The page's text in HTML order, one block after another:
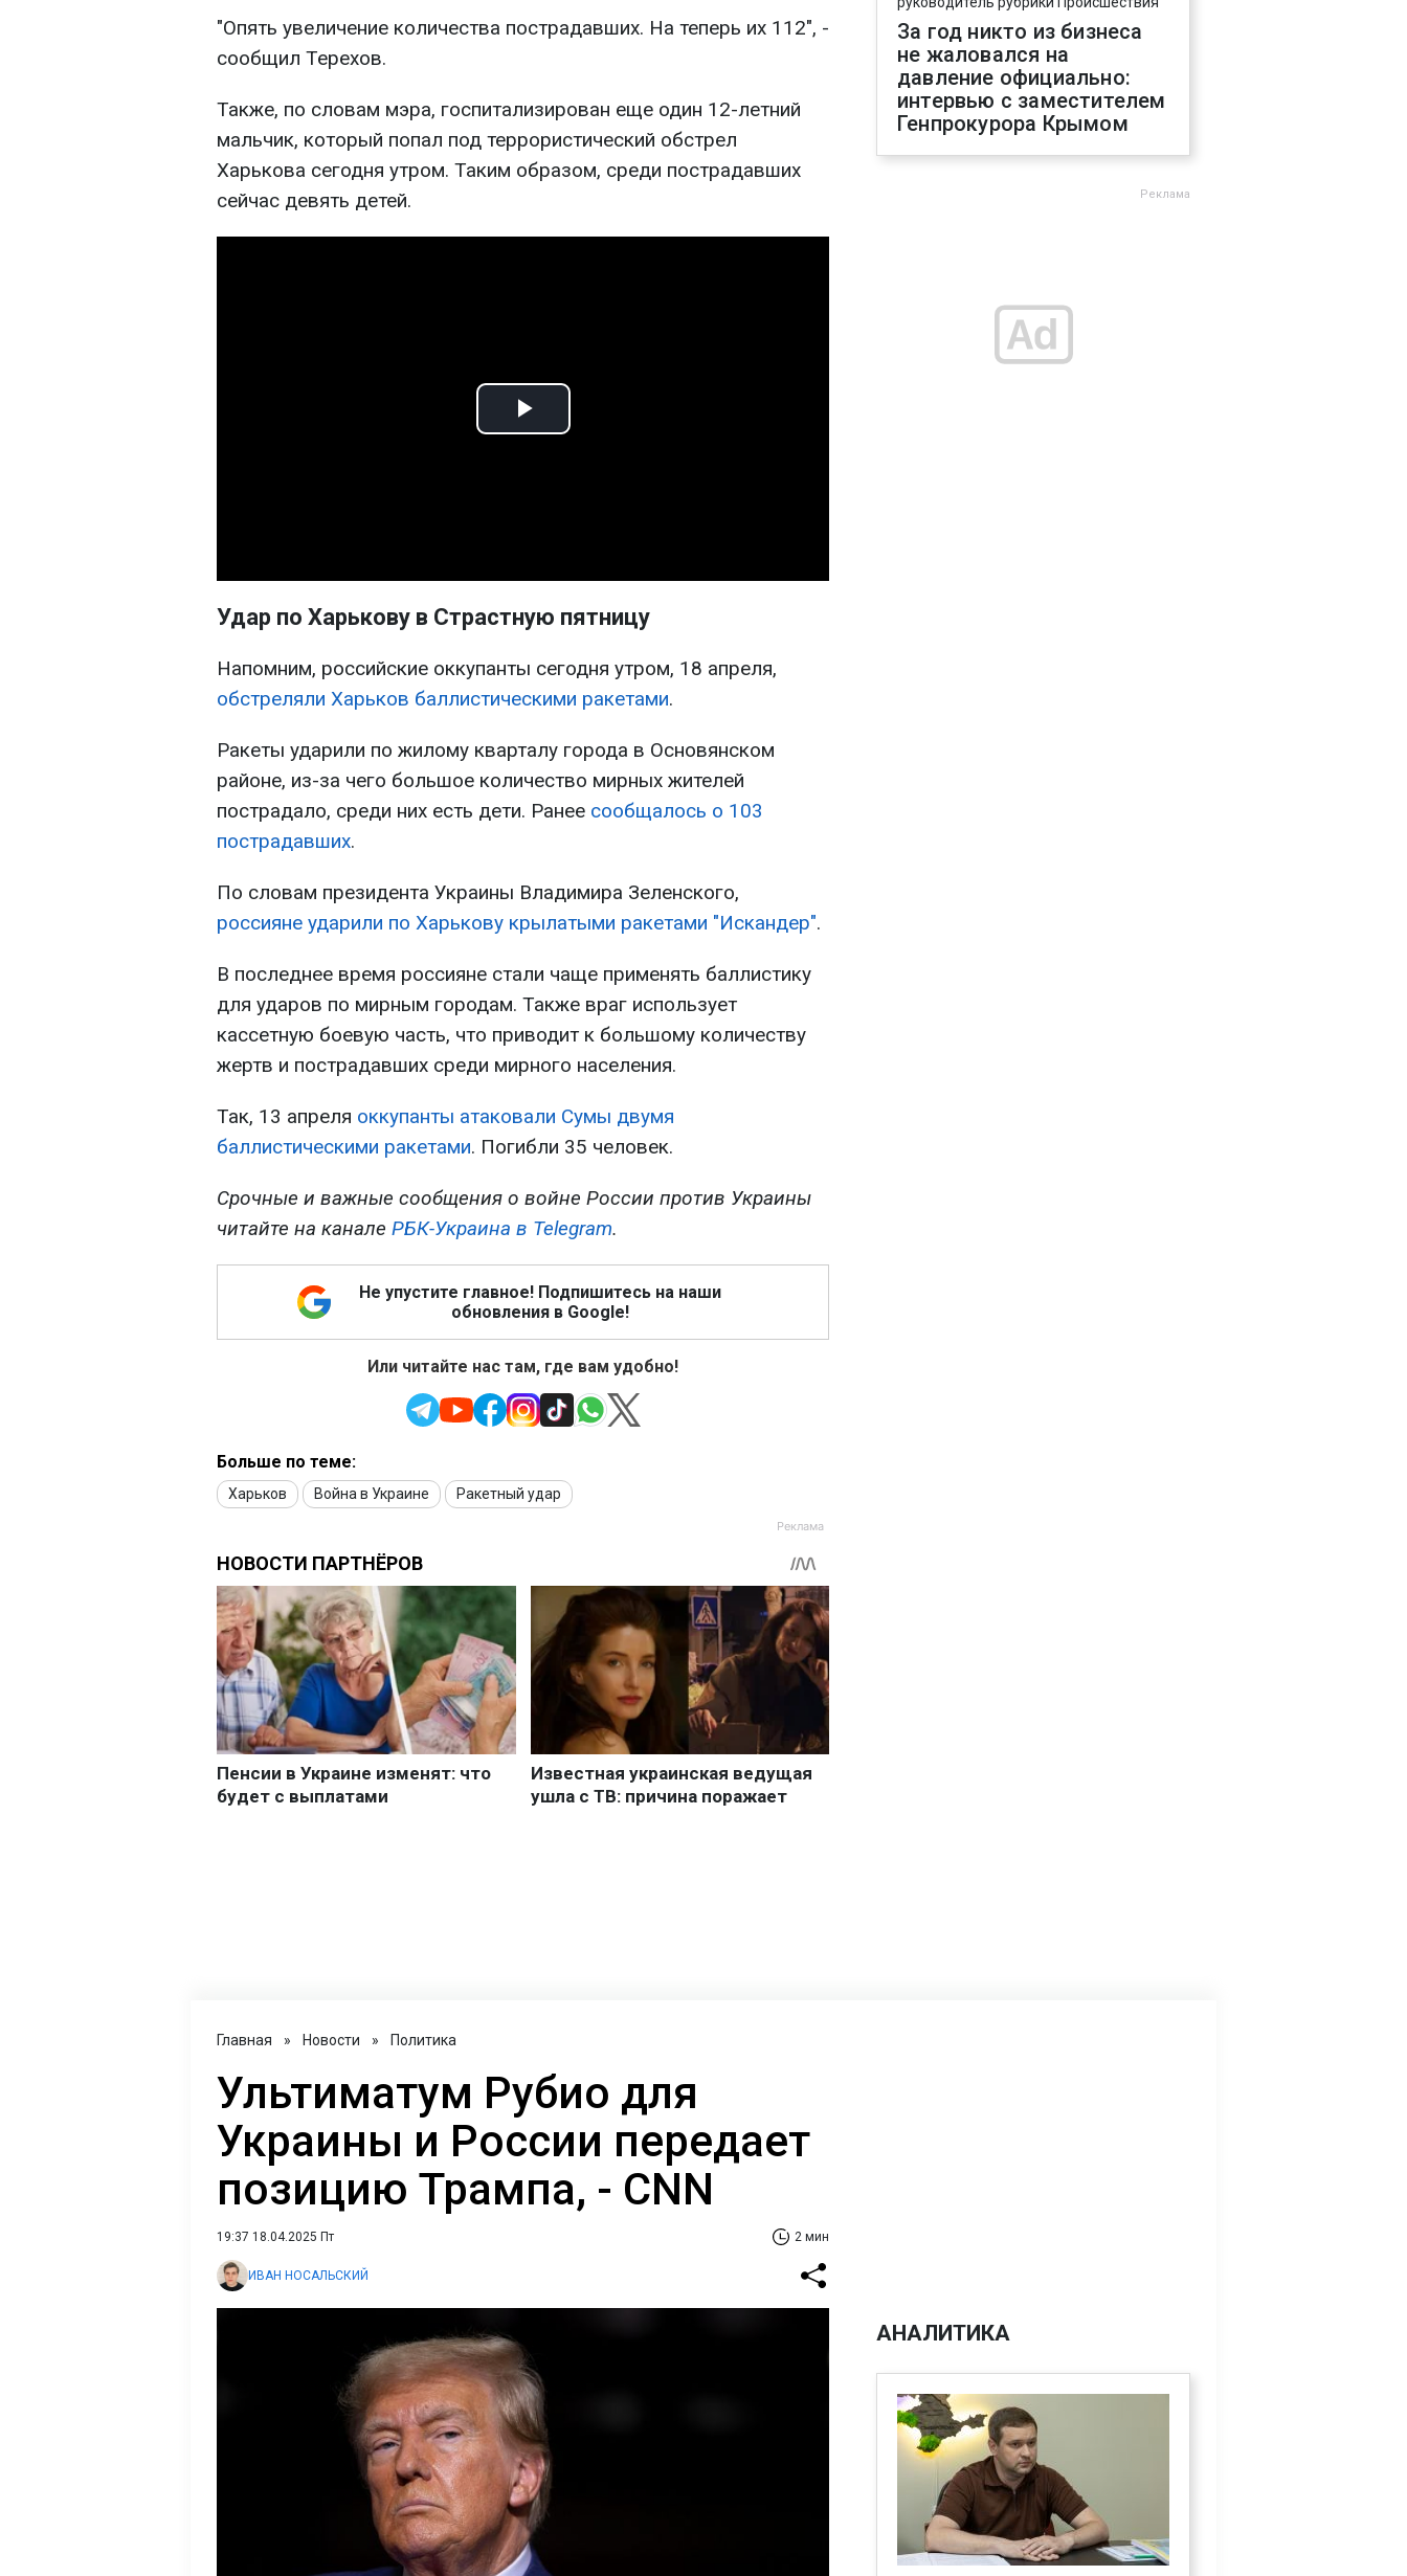
"Опять увеличение количества пострадавших. На теперь их 112", -
сообщил Терехов.
Также, по словам мэра, госпитализирован еще один 12-летний
мальчик, который попал под террористический обстрел
Харькова сегодня утром. Таким образом, среди пострадавших
сейчас девять детей.
Play
Удар по Харькову в Страстную пятницу
Напомним, российские оккупанты сегодня утром, 18 апреля,
обстреляли Харьков баллистическими ракетами.
Ракеты ударили по жилому кварталу города в Основянском
районе, из-за чего большое количество мирных жителей
пострадало, среди них есть дети. Ранее сообщалось о 103
пострадавших.
По словам президента Украины Владимира Зеленского,
россияне ударили по Харькову крылатыми ракетами "Искандер".
В последнее время россияне стали чаще применять баллистику
для ударов по мирным городам. Также враг использует
кассетную боевую часть, что приводит к большому количеству
жертв и пострадавших среди мирного населения.
Так, 13 апреля оккупанты атаковали Сумы двумя
баллистическими ракетами. Погибли 35 человек.
Срочные и важные сообщения о войне России против Украины
читайте на канале РБК-Украина в Telegram.
Не упустите главное! Подпишитесь на наши
обновления в Google!
Или читайте нас там, где вам удобно!
Больше по теме:
Харьков Война в Украине Ракетный удар
За год никто из бизнеса
не жаловался на
давление официально:
интервью с заместителем
Генпрокурора Крымом
Главная » Новости » Политика
Ультиматум Рубио для
Украины и России передает
позицию Трампа, - CNN
19:37 18.04.2025 Пт 2 мин
ИВАН НОСАЛЬСКИЙ
АНАЛИТИКА